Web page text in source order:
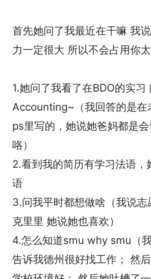
首先她问了我最近在干嘛 我
力一定很大 所以不会占用你
1.她问了我看了在BDO的实习
Accounting~（我回答的是在
ps里写的，她说她爸妈都是
咯）
2.看到我的简历有学习法语
语
3.问我平时都想做啥（我说
克里里 她说她也喜欢）
4.怎么知道smu why smu（
告诉我德州很好找工作； 然